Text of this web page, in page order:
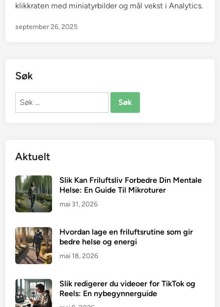
klikkraten med miniatyrbilder og mål vekst i Analytics.
september 26, 2025
Søk
Søk
Aktuelt
Slik Kan Friluftsliv Forbedre Din Mentale
Helse: En Guide Til Mikroturer
mai 31, 2026
Hvordan lage en friluftsrutine som gir
bedre helse og energi
mai 18, 2026
Slik redigerer du videoer for TikTok og
Reels: En nybegynnerguide